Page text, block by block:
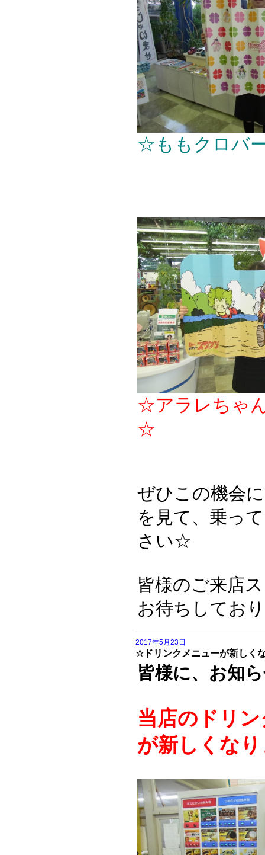
☆ももクロバ
☆アラレちゃ
☆
ぜひこの機会
を見て、乗っ
さい☆
皆様のご来店
お待ちしてお
2017年5月23日
☆ドリンクメニューが新しく
皆様に、お知
当店のドリ
が新しくな